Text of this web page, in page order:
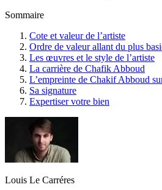
Sommaire
Cote et valeur de l’artiste
Ordre de valeur allant du plus
Les œuvres et le style de l’artiste
La carrière de Chafik Abboud
L’empreinte de Chakif Abboud
Sa signature
Expertiser votre bien
Louis Le Carréres